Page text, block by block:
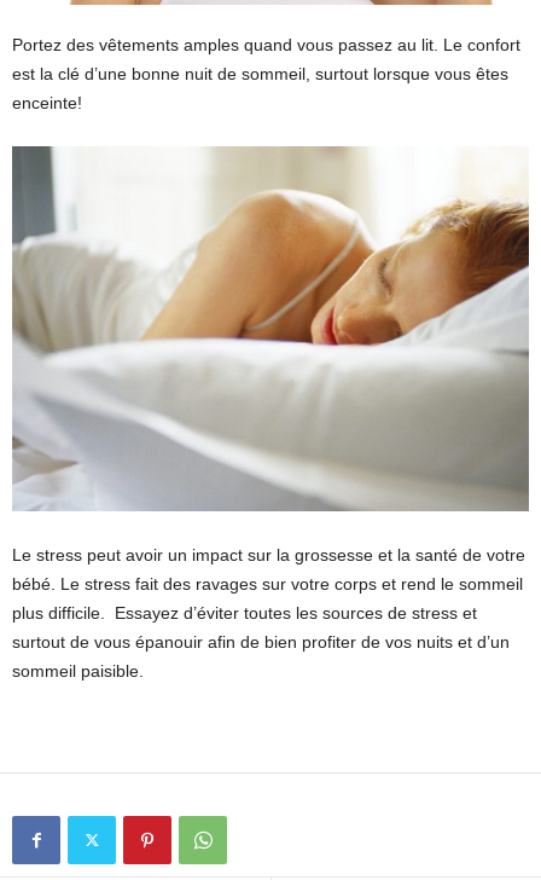
Portez des vêtements amples quand vous passez au lit. Le confort
est la clé d’une bonne nuit de sommeil, surtout lorsque vous êtes
enceinte!
Le stress peut avoir un impact sur la grossesse et la santé de votre
bébé. Le stress fait des ravages sur votre corps et rend le sommeil
plus difficile. Essayez d’éviter toutes les sources de stress et
surtout de vous épanouir afin de bien profiter de vos nuits et d’un
sommeil paisible.